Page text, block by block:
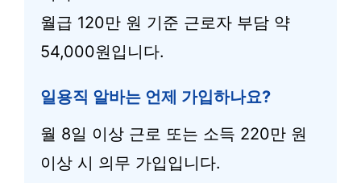
월급 120만 원 기준 근로자 부담 약
54,000원입니다.
일용직 알바는 언제 가입하나요?
월 8일 이상 근로 또는 소득 220만 원
이상 시 의무 가입입니다.